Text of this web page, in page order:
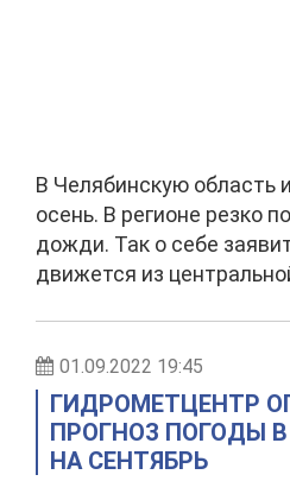
В Челябинскую область
осень. В регионе резко
дожди. Так о себе
движется из
01.09.2022 19:45
ГИДРОМЕТЦЕНТР
ПРОГНОЗ ПОГОДЫ
НА СЕНТЯБРЬ